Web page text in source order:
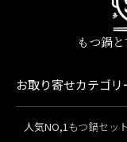
もつ鍋
お取り寄せカテゴリ
人気NO,1もつ鍋セッ